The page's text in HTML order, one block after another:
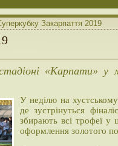
Закарпаття 2019
«Карпати» у
У неділю на
де зустрінуться
збирають всі трофеї у
оформлення золотого